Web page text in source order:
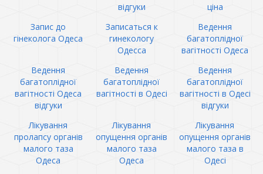
відгуки
ціна
Запис до
гінеколога Одеса
Записаться к
гинекологу
Одесса
Ведення
багатоплідної
вагітності Одеса
Ведення
багатоплідної
вагітності Одеса
відгуки
Ведення
багатоплідної
вагітності в Одесі
Ведення
багатоплідної
вагітності в Одесі
відгуки
Лікування
пролапсу органів
малого таза
Одеса
Лікування
опущення органів
малого таза
Одеса
Лікування
опущення органів
малого таза в
Одесі